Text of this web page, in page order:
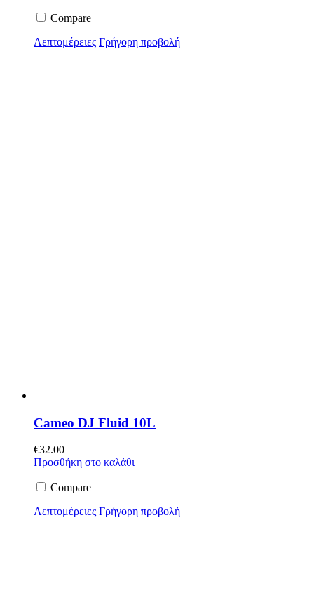
Compare
Λεπτομέρειες Γρήγορη προβολή
Cameo DJ Fluid 10L
€32.00
Προσθήκη στο καλάθι
Compare
Λεπτομέρειες Γρήγορη προβολή